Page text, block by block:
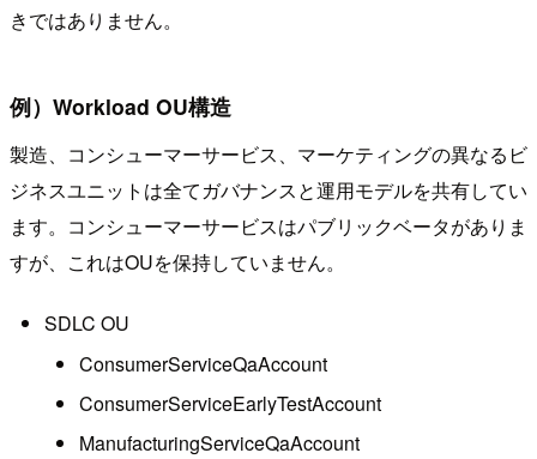
きではありません。
例）Workload OU構造
製造、コンシューマーサービス、マーケティングの異なるビ
ジネスユニットは全てガバナンスと運用モデルを共有してい
ます。コンシューマーサービスはパブリックベータがありま
すが、これはOUを保持していません。
SDLC OU
ConsumerServiceQaAccount
ConsumerServiceEarlyTestAccount
ManufacturingServiceQaAccount